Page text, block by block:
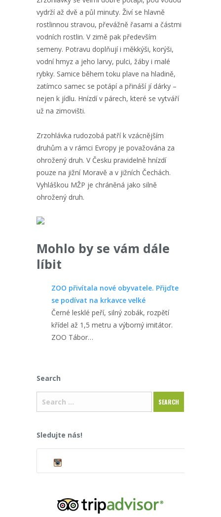
vydrží až dvě a půl minuty. Živí se hlavně
rostlinnou stravou, převážně řasami a částmi
vodních rostlin. V zimě pak především
semeny. Potravu doplňují i měkkýši, korýši,
vodní hmyz a jeho larvy, pulci, žáby i malé
rybky. Samice během toku plave na hladině,
zatímco samec se potápí a přináší jí dárky –
nejen k jídlu. Hnízdí v párech, které se vytváří
už na zimovišti.
Zrzohlávka rudozobá patří k vzácnějším
druhům a v rámci Evropy je považována za
ohrožený druh. V Česku pravidelně hnízdí
pouze na jižní Moravě a v jižních Čechách.
Vyhláškou MŽP je chráněná jako silně
ohrožený druh.
Mohlo by se vám dále
líbit
ZOO přivítala nové obyvatele. Přijďte
se podívat na krkavce velké
Černé lesklé peří, silný zobák, rozpětí
křídel až 1,5 metru a výborný imitátor.
ZOO Tábor…
Search
Sledujte nás!